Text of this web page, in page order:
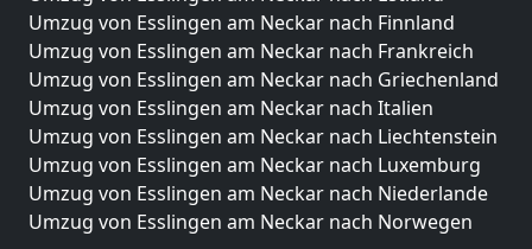
Umzug von Esslingen am Neckar nach Finnland
Umzug von Esslingen am Neckar nach Frankreich
Umzug von Esslingen am Neckar nach Griechenland
Umzug von Esslingen am Neckar nach Italien
Umzug von Esslingen am Neckar nach Liechtenstein
Umzug von Esslingen am Neckar nach Luxemburg
Umzug von Esslingen am Neckar nach Niederlande
Umzug von Esslingen am Neckar nach Norwegen